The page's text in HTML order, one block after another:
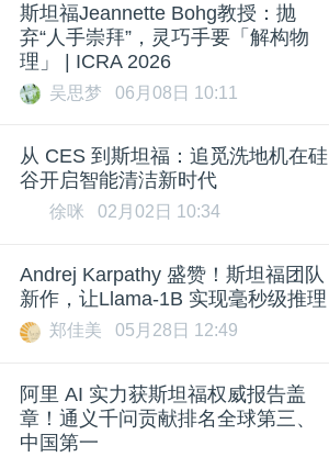
斯坦福Jeannette Bohg教授：抛
弃“人手崇拜”，灵巧手要「解构物
理」 | ICRA 2026
吴思梦 06月08日 10:11
从 CES 到斯坦福：追觅洗地机在硅
谷开启智能清洁新时代
徐咪 02月02日 10:34
Andrej Karpathy 盛赞！斯坦福团队
新作，让Llama-1B 实现毫秒级推理
郑佳美 05月28日 12:49
阿里 AI 实力获斯坦福权威报告盖
章！通义千问贡献排名全球第三、
中国第一